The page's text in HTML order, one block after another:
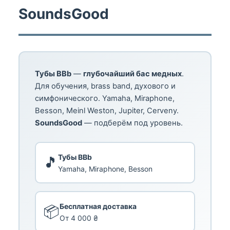
SoundsGood
Тубы BBb — глубочайший бас медных.
Для обучения, brass band, духового и
симфонического. Yamaha, Miraphone,
Besson, Meinl Weston, Jupiter, Cerveny.
SoundsGood — подберём под уровень.
🎵 Тубы BBb
Yamaha, Miraphone, Besson
📦Бесплатная доставка
От 4 000 ₴